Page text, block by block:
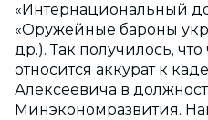
«Интернациональный
«Оружейные бароны
др.). Так получилось,
относится аккурат к
Алексеевича в
Минэкономразвития.